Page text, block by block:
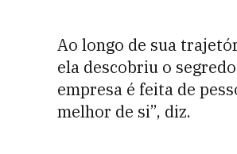
Ao longo de sua
ela descobriu o
empresa é feita de
melhor de si”, diz.